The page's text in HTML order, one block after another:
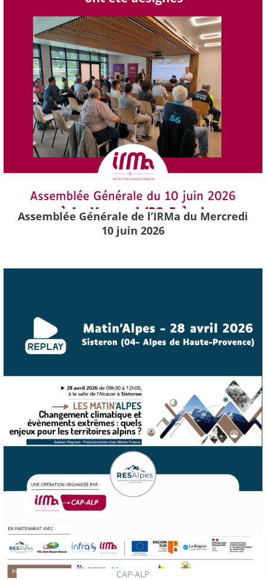
Assemblée Générale de l’IRMa du Mercredi
10 juin 2026
CAP-ALP